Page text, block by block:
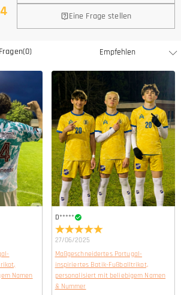
Eine Frage stellen
Fragen(0)
Namen
D*****
27/06/2025
Maßgeschneidertes Portugal-
inspiriertes Batik-Fußballtrikot,
personalisiert mit beliebigem Namen
& Nummer